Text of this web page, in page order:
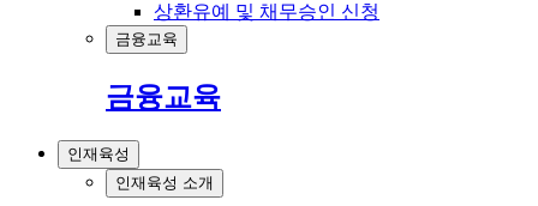
상환유예 및 채무승인 신청
금융교육
금융교육
인재육성
인재육성 소개